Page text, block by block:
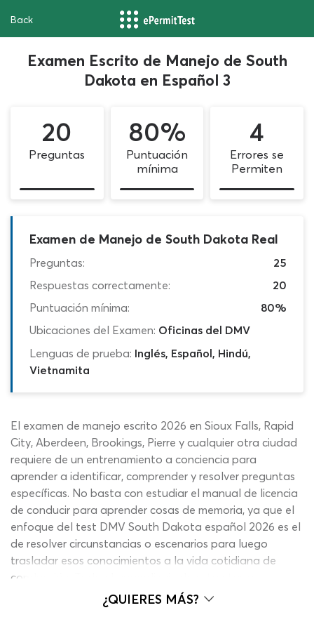
Back
Examen Escrito de Manejo de South
Dakota en Español 3
20
Preguntas
80%
Puntuación
mínima
4
Errores se
Permiten
Examen de Manejo de South Dakota Real
Preguntas:
25
Respuestas correctamente:
20
Puntuación mínima:
80%
Ubicaciones del Examen: Oficinas del DMV
Lenguas de prueba: Inglés, Español, Hindú,
Vietnamita
El examen de manejo escrito 2026 en Sioux Falls, Rapid
City, Aberdeen, Brookings, Pierre y cualquier otra ciudad
requiere de un entrenamiento a conciencia para
aprender a identificar, comprender y resolver preguntas
específicas. No basta con estudiar el manual de licencia
de conducir para aprender cosas de memoria, ya que el
enfoque del test DMV South Dakota español 2026 es el
de resolver circunstancias o escenarios para luego
trasladar esos conocimientos a la vida cotidiana de
conducción. Todo el aprendizaje de esta etapa
pensando en el examen escrito del DMV 2026 será de
beneficio no solo para conseguir tu licencia oficial sino
¿QUIERES MÁS?